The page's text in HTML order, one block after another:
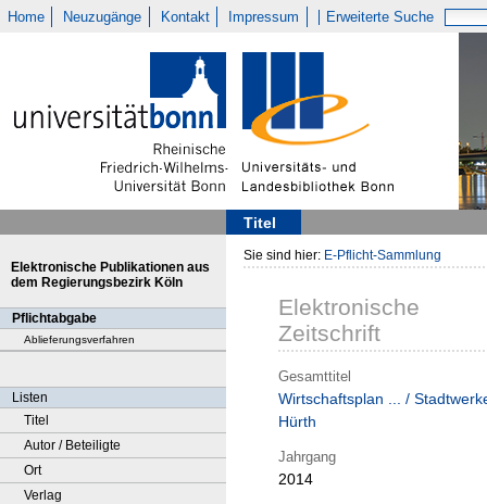
Home Neuzugänge Kontakt Impressum Erweiterte Suche
Titel
Elektronische Publikationen aus
dem Regierungsbezirk Köln
Pflichtabgabe
Ablieferungsverfahren
Listen
Titel
Autor / Beteiligte
Ort
Verlag
Sie sind hier: E-Pflicht-Sammlung
Elektronische
Zeitschrift
Gesamttitel
Wirtschaftsplan ... /
Hürth
Jahrgang
2014